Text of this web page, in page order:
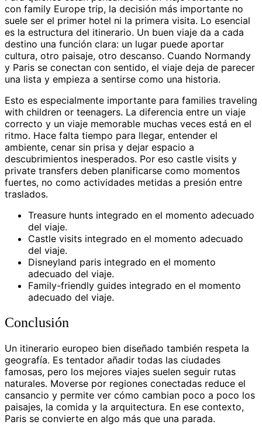
con family Europe trip, la decisión más importante no
suele ser el primer hotel ni la primera visita. Lo esencial
es la estructura del itinerario. Un buen viaje da a cada
destino una función clara: un lugar puede aportar
cultura, otro paisaje, otro descanso. Cuando Normandy
y Paris se conectan con sentido, el viaje deja de parecer
una lista y empieza a sentirse como una historia.
Esto es especialmente importante para families traveling
with children or teenagers. La diferencia entre un viaje
correcto y un viaje memorable muchas veces está en el
ritmo. Hace falta tiempo para llegar, entender el
ambiente, cenar sin prisa y dejar espacio a
descubrimientos inesperados. Por eso castle visits y
private transfers deben planificarse como momentos
fuertes, no como actividades metidas a presión entre
traslados.
Treasure hunts integrado en el momento adecuado
del viaje.
Castle visits integrado en el momento adecuado
del viaje.
Disneyland paris integrado en el momento
adecuado del viaje.
Family-friendly guides integrado en el momento
adecuado del viaje.
Conclusión
Un itinerario europeo bien diseñado también respeta la
geografía. Es tentador añadir todas las ciudades
famosas, pero los mejores viajes suelen seguir rutas
naturales. Moverse por regiones conectadas reduce el
cansancio y permite ver cómo cambian poco a poco los
paisajes, la comida y la arquitectura. En ese contexto,
Paris se convierte en algo más que una parada.